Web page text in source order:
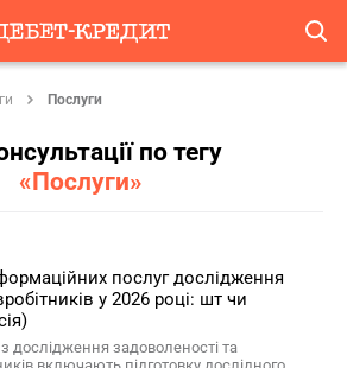
Послуги
по тегу
«Послуги»
послуг дослідження
у 2026 році: шт чи
дослідження задоволеності та